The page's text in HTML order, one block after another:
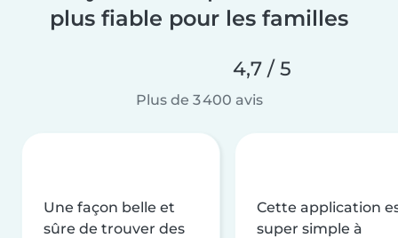
plus fiable pour les familles
4,7 / 5
Plus de 3 400 avis
Une façon belle et
sûre de trouver des
Cette application
super simple à